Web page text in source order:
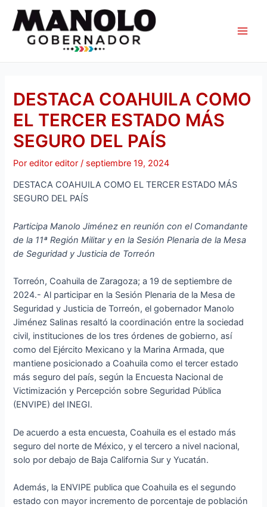
contenido
DESTACA COAHUILA COMO
EL TERCER ESTADO MÁS
SEGURO DEL PAÍS
Poreditor editor/ septiembre 19, 2024
DESTACA COAHUILA COMO EL TERCER ESTADO MÁS
SEGURO DEL PAÍS
Participa Manolo Jiménez en reunión con el Comandante
de la 11ª Región Militar y en la Sesión Plenaria de la Mesa
de Seguridad y Justicia de Torreón
Torreón, Coahuila de Zaragoza; a 19 de septiembre de
2024.- Al participar en la Sesión Plenaria de la Mesa de
Seguridad y Justicia de Torreón, el gobernador Manolo
Jiménez Salinas resaltó la coordinación entre la sociedad
civil, instituciones de los tres órdenes de gobierno, así
como del Ejército Mexicano y la Marina Armada, que
mantiene posicionado a Coahuila como el tercer estado
más seguro del país, según la Encuesta Nacional de
Victimización y Percepción sobre Seguridad Pública
(ENVIPE) del INEGI.
De acuerdo a esta encuesta, Coahuila es el estado más
seguro del norte de México, y el tercero a nivel nacional,
solo por debajo de Baja California Sur y Yucatán.
Además, la ENVIPE publica que Coahuila es el segundo
estado con mayor incremento de porcentaje de población
de
entradas